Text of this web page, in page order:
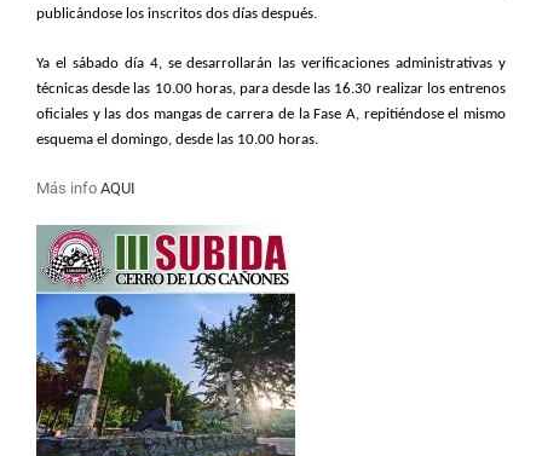
publicándose los inscritos dos días después.
Ya el sábado día 4, se desarrollarán las verificaciones administrativas y
técnicas desde las 10.00 horas, para desde las 16.30 realizar los entrenos
oficiales y las dos mangas de carrera de la Fase A, repitiéndose el mismo
esquema el domingo, desde las 10.00 horas.
Más info AQUI